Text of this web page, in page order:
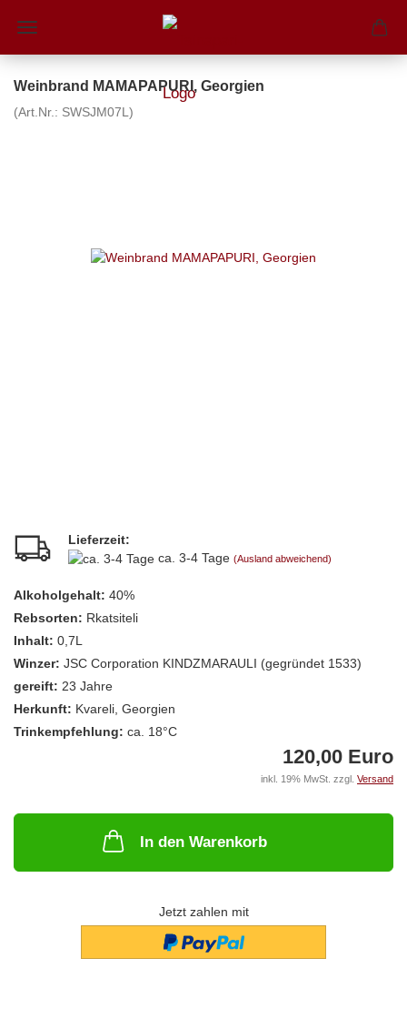
Weinbrand MAMAPAPURI, Georgien
(Art.Nr.: SWSJM07L )
Lieferzeit:
ca. 3-4 Tage (Ausland abweichend)
Alkoholgehalt: 40%
Rebsorten: Rkatsiteli
Inhalt: 0,7L
Winzer: JSC Corporation KINDZMARAULI (gegründet 1533)
gereift: 23 Jahre
Herkunft: Kvareli, Georgien
Trinkempfehlung: ca. 18°C
120,00 Euro
inkl. 19% MwSt. zzgl. Versand
In den Warenkorb
Jetzt zahlen mit